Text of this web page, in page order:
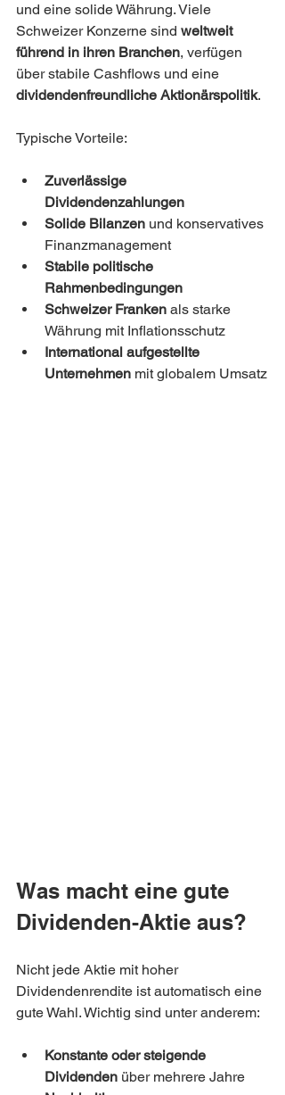
und eine solide Währung. Viele
Schweizer Konzerne sind weltweit
führend in ihren Branchen, verfügen
über stabile Cashflows und eine
dividendenfreundliche Aktionärspolitik.
Typische Vorteile:
Zuverlässige
Dividendenzahlungen
Solide Bilanzen und konservatives
Finanzmanagement
Stabile politische
Rahmenbedingungen
Schweizer Franken als starke
Währung mit Inflationsschutz
International aufgestellte
Unternehmen mit globalem Umsatz
Was macht eine gute
Dividenden-Aktie aus?
Nicht jede Aktie mit hoher
Dividendenrendite ist automatisch eine
gute Wahl. Wichtig sind unter anderem:
Konstante oder steigende
Dividenden über mehrere Jahre